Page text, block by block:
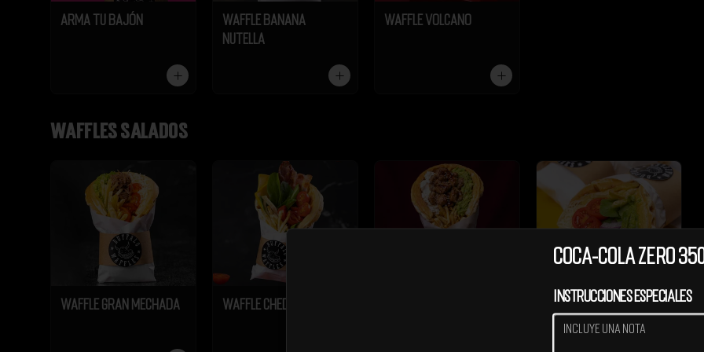
Arma tu Bajón
Waffle Banana
Nutella
Waffle Volcano
Waffles salados
Waffle Gran Mechada Waffle Cheddar Waffle Especial Palta
Coca-Cola Zero 350
Instrucciones especiales